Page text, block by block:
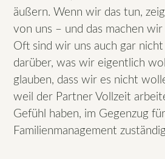
äußern. Wenn wir das tun,
von uns – und das machen
Oft sind wir uns auch gar
darüber, was wir eigentlich
glauben, dass wir es nicht
weil der Partner Vollzeit
Gefühl haben, im Gegenzug
Familienmanagement